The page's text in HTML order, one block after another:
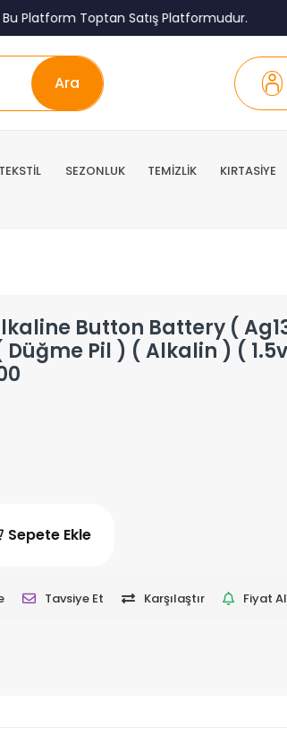
Platform Toptan Satış Platformudur.
Ara
TEKSTİL SEZONLUK TEMİZLİK KIRTASİYE
Button Battery (
Pil ) ( Alkalin ) (
Sepete Ekle
Tavsiye Et Karşılaştır Fiyat